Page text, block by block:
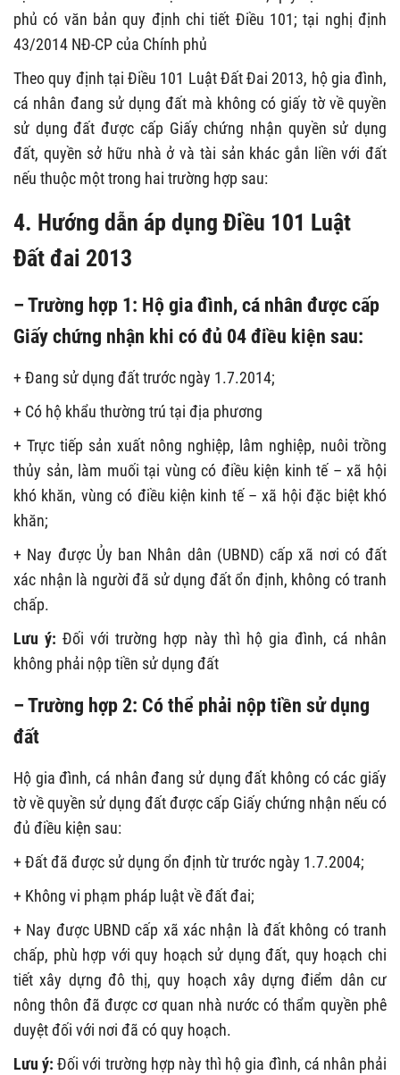
phủ có văn bản quy định chi tiết Điều 101; tại nghị định
43/2014 NĐ-CP của Chính phủ
Theo quy định tại Điều 101 Luật Đất Đai 2013, hộ gia đình,
cá nhân đang sử dụng đất mà không có giấy tờ về quyền
sử dụng đất được cấp Giấy chứng nhận quyền sử dụng
đất, quyền sở hữu nhà ở và tài sản khác gắn liền với đất
nếu thuộc một trong hai trường hợp sau:
4. Hướng dẫn áp dụng Điều 101 Luật
Đất đai 2013
– Trường hợp 1: Hộ gia đình, cá nhân được cấp
Giấy chứng nhận khi có đủ 04 điều kiện sau:
+ Đang sử dụng đất trước ngày 1.7.2014;
+ Có hộ khẩu thường trú tại địa phương
+ Trực tiếp sản xuất nông nghiệp, lâm nghiệp, nuôi trồng
thủy sản, làm muối tại vùng có điều kiện kinh tế – xã hội
khó khăn, vùng có điều kiện kinh tế – xã hội đặc biệt khó
khăn;
+ Nay được Ủy ban Nhân dân (UBND) cấp xã nơi có đất
xác nhận là người đã sử dụng đất ổn định, không có tranh
chấp.
Lưu ý: Đối với trường hợp này thì hộ gia đình, cá nhân
không phải nộp tiền sử dụng đất
– Trường hợp 2: Có thể phải nộp tiền sử dụng
đất
Hộ gia đình, cá nhân đang sử dụng đất không có các giấy
tờ về quyền sử dụng đất được cấp Giấy chứng nhận nếu có
đủ điều kiện sau:
+ Đất đã được sử dụng ổn định từ trước ngày 1.7.2004;
+ Không vi phạm pháp luật về đất đai;
+ Nay được UBND cấp xã xác nhận là đất không có tranh
chấp, phù hợp với quy hoạch sử dụng đất, quy hoạch chi
tiết xây dựng đô thị, quy hoạch xây dựng điểm dân cư
nông thôn đã được cơ quan nhà nước có thẩm quyền phê
duyệt đối với nơi đã có quy hoạch.
Lưu ý: Đối với trường hợp này thì hộ gia đình, cá nhân phải